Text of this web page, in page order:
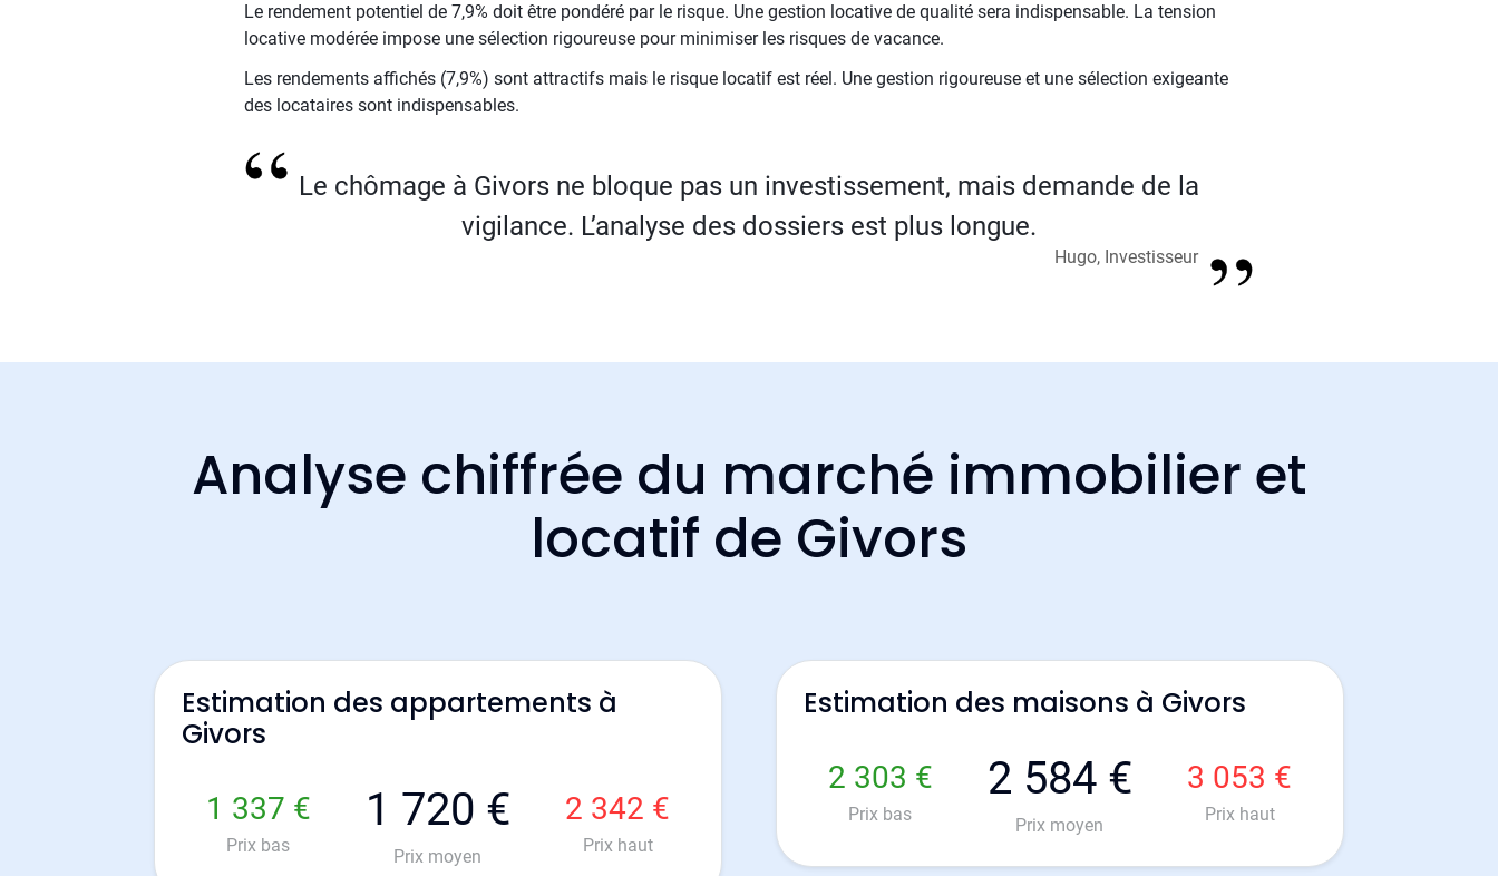
Le rendement potentiel de 7,9% doit être pondéré par le risque. Une gestion locative de qualité sera indispensable. La tension
locative modérée impose une sélection rigoureuse pour minimiser les risques de vacance.
Les rendements affichés (7,9%) sont attractifs mais le risque locatif est réel. Une gestion rigoureuse et une sélection exigeante
des locataires sont indispensables.
Le chômage à Givors ne bloque pas un investissement, mais demande de la
vigilance. L’analyse des dossiers est plus longue.
Hugo, Investisseur
Analyse chiffrée du marché immobilier et
locatif de Givors
Estimation des appartements à
Givors
1 337 €
Prix bas
1 720 €
Prix moyen
2 342 €
Prix haut
Estimation des maisons à Givors
2 303 €
Prix bas
2 584 €
Prix moyen
3 053 €
Prix haut